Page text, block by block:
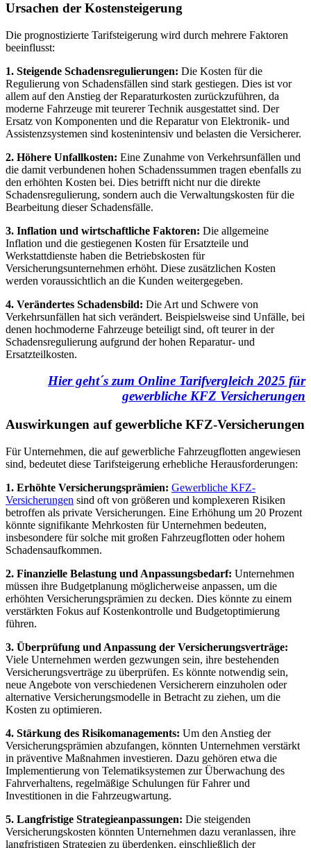
Ursachen der Kostensteigerung
Die prognostizierte Tarifsteigerung wird durch mehrere Faktoren
beeinflusst:
1. Steigende Schadensregulierungen: Die Kosten für die
Regulierung von Schadensfällen sind stark gestiegen. Dies ist vor
allem auf den Anstieg der Reparaturkosten zurückzuführen, da
moderne Fahrzeuge mit teurerer Technik ausgestattet sind. Der
Ersatz von Komponenten und die Reparatur von Elektronik- und
Assistenzsystemen sind kostenintensiv und belasten die Versicherer.
2. Höhere Unfallkosten: Eine Zunahme von Verkehrsunfällen und
die damit verbundenen hohen Schadenssummen tragen ebenfalls zu
den erhöhten Kosten bei. Dies betrifft nicht nur die direkte
Schadensregulierung, sondern auch die Verwaltungskosten für die
Bearbeitung dieser Schadensfälle.
3. Inflation und wirtschaftliche Faktoren: Die allgemeine
Inflation und die gestiegenen Kosten für Ersatzteile und
Werkstattdienste haben die Betriebskosten für
Versicherungsunternehmen erhöht. Diese zusätzlichen Kosten
werden voraussichtlich an die Kunden weitergegeben.
4. Verändertes Schadensbild: Die Art und Schwere von
Verkehrsunfällen hat sich verändert. Beispielsweise sind Unfälle, bei
denen hochmoderne Fahrzeuge beteiligt sind, oft teurer in der
Schadensregulierung aufgrund der hohen Reparatur- und
Ersatzteilkosten.
Hier geht´s zum Online Tarifvergleich 2025 für
gewerbliche KFZ Versicherungen
Auswirkungen auf gewerbliche KFZ-Versicherungen
Für Unternehmen, die auf gewerbliche Fahrzeugflotten angewiesen
sind, bedeutet diese Tarifsteigerung erhebliche Herausforderungen:
1. Erhöhte Versicherungsprämien: Gewerbliche KFZ-
Versicherungen sind oft von größeren und komplexeren Risiken
betroffen als private Versicherungen. Eine Erhöhung um 20 Prozent
könnte signifikante Mehrkosten für Unternehmen bedeuten,
insbesondere für solche mit großen Fahrzeugflotten oder hohem
Schadensaufkommen.
2. Finanzielle Belastung und Anpassungsbedarf: Unternehmen
müssen ihre Budgetplanung möglicherweise anpassen, um die
erhöhten Versicherungsprämien zu decken. Dies könnte zu einem
verstärkten Fokus auf Kostenkontrolle und Budgetoptimierung
führen.
3. Überprüfung und Anpassung der Versicherungsverträge:
Viele Unternehmen werden gezwungen sein, ihre bestehenden
Versicherungsverträge zu überprüfen. Es könnte notwendig sein,
neue Angebote von verschiedenen Versicherern einzuholen oder
alternative Versicherungsmodelle in Betracht zu ziehen, um die
Kosten zu optimieren.
4. Stärkung des Risikomanagements: Um den Anstieg der
Versicherungsprämien abzufangen, könnten Unternehmen verstärkt
in präventive Maßnahmen investieren. Dazu gehören etwa die
Implementierung von Telematiksystemen zur Überwachung des
Fahrverhaltens, regelmäßige Schulungen für Fahrer und
Investitionen in die Fahrzeugwartung.
5. Langfristige Strategieanpassungen: Die steigenden
Versicherungskosten könnten Unternehmen dazu veranlassen, ihre
langfristigen Strategien zu überdenken, einschließlich der